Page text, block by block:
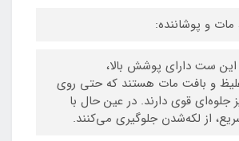
و پوشاننده:
ست دارای پوشش بالا،
و بافت مات هستند که حتی روی
جلوه‌ای قوی دارند. در عین حال با
از لکه‌شدن جلوگیری می‌کنند.